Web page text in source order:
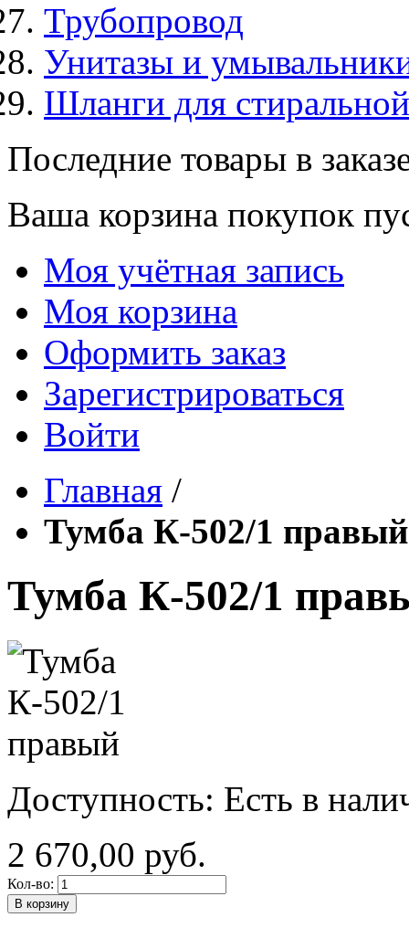
Трубопровод
Унитазы и
Шланги для
Последние товары в
Ваша корзина покупок
Моя учётная запись
Моя корзина
Оформить заказ
Зарегистрироваться
Войти
Главная /
Тумба К-502/1 правый
Тумба К-502/1
Доступность: Есть в
2 670,00 руб.
Кол-во:
В корзину